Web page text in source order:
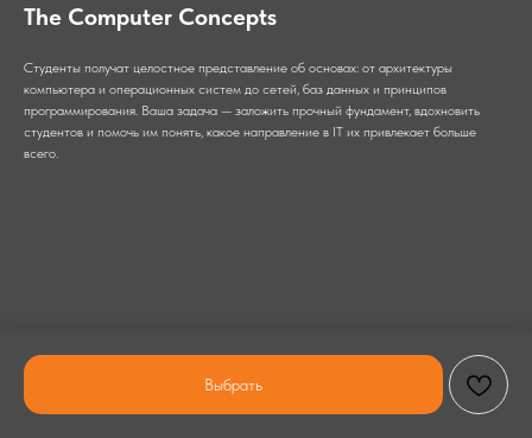
The Computer Concepts
Выбрать
Студенты получат целостное представление об основах: от архитектуры
компьютера и операционных систем до сетей, баз данных и принципов
программирования. Ваша задача — заложить прочный фундамент, вдохновить
студентов и помочь им понять, какое направление в IT их привлекает больше
всего.